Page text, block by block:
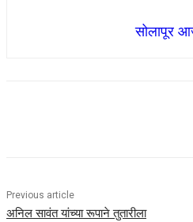
सोलापूर
Previous article
अनिल सावंत यांच्या रूपाने तुतारीला